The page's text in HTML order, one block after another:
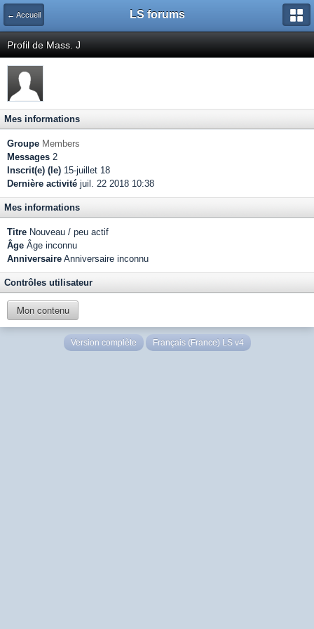
← Accueil LS forums
Profil de Mass. J
Mes informations
Groupe Members
Messages 2
Inscrit(e) (le) 15-juillet 18
Dernière activité juil. 22 2018 10:38
Mes informations
Titre Nouveau / peu actif
Âge Âge inconnu
Anniversaire Anniversaire inconnu
Contrôles utilisateur
Mon contenu
Version complète Français (France) LS v4